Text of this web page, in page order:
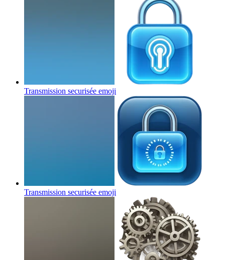
Transmission securisée emoji
Transmission securisée emoji